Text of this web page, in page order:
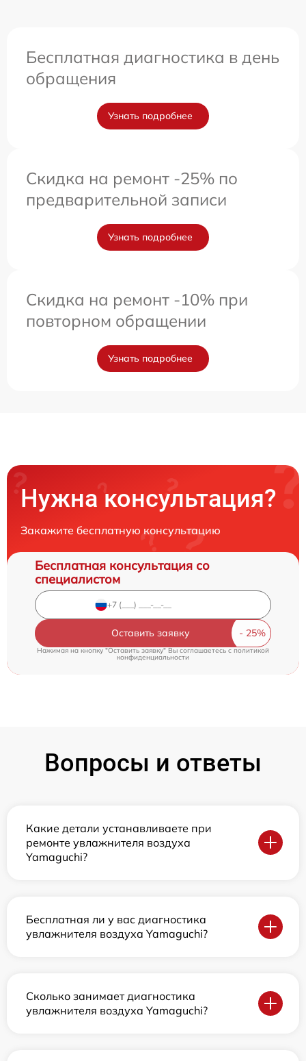
Бесплатная диагностика в день
обращения
Узнать подробнее
Скидка на ремонт -25% по
предварительной записи
Узнать подробнее
Скидка на ремонт -10% при
повторном обращении
Узнать подробнее
Нужна консультация?
Закажите бесплатную консультацию
Бесплатная консультация со
специалистом
Оставить заявку
Нажимая на кнопку "Оставить заявку" Вы соглашаетесь cполитикой
конфиденциальности
Вопросы и ответы
Какие детали устанавливаете при
ремонте увлажнителя воздуха
Yamaguchi?
Бесплатная ли у вас диагностика
увлажнителя воздуха Yamaguchi?
Сколько занимает диагностика
увлажнителя воздуха Yamaguchi?